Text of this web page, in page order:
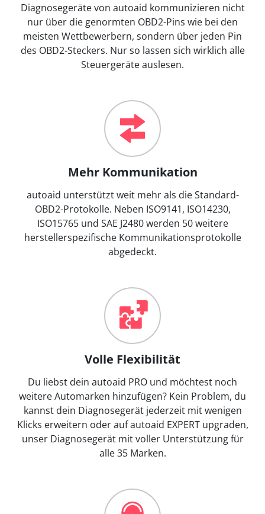
Diagnosegeräte von autoaid kommunizieren nicht
nur über die genormten OBD2-Pins wie bei den
meisten Wettbewerbern, sondern über jeden Pin
des OBD2-Steckers. Nur so lassen sich wirklich alle
Steuergeräte auslesen.
Mehr Kommunikation
autoaid unterstützt weit mehr als die Standard-
OBD2-Protokolle. Neben ISO9141, ISO14230,
ISO15765 und SAE J2480 werden 50 weitere
herstellerspezifische Kommunikationsprotokolle
abgedeckt.
Volle Flexibilität
Du liebst dein autoaid PRO und möchtest noch
weitere Automarken hinzufügen? Kein Problem, du
kannst dein Diagnosegerät jederzeit mit wenigen
Klicks erweitern oder auf autoaid EXPERT upgraden,
unser Diagnosegerät mit voller Unterstützung für
alle 35 Marken.